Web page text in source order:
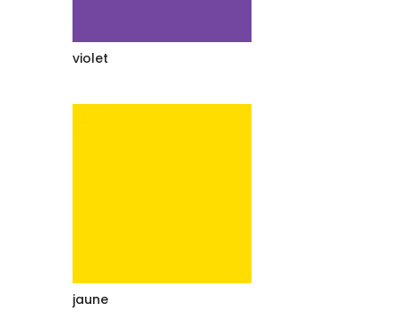
violet
jaune